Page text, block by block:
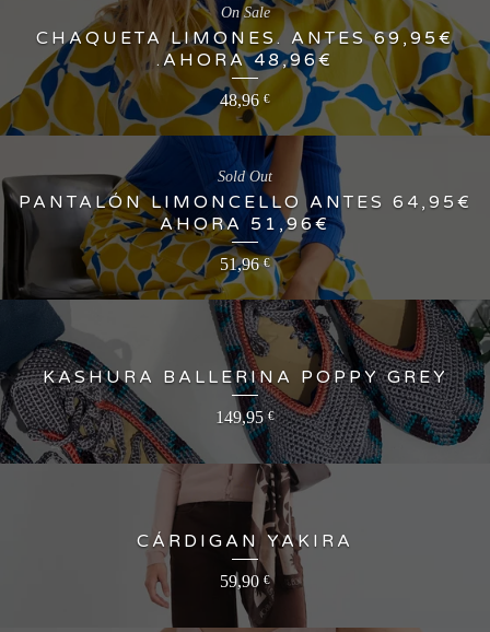
CHAQUETA LIMONES. ANTES 69,95€
.AHORA 48,96€
48,96 €
On Sale
PANTALÓN LIMONCELLO ANTES 64,95€
AHORA 51,96€
51,96€
Sold Out
KASHURA BALLERINA POPPY GREY
149,95€
CÁRDIGAN YAKIRA
59,90 €